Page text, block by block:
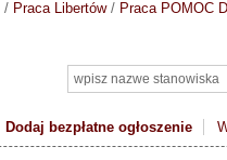
Dodaj bezpłatne ogłoszenie
/ Praca Libertów/ Praca POMOC